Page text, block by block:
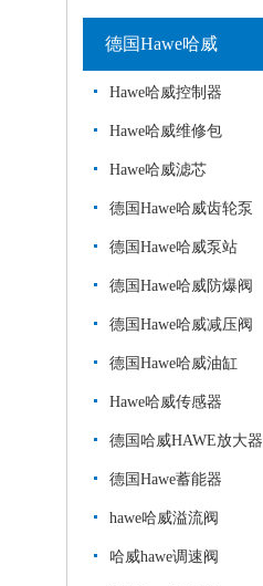
德国Hawe哈威
Hawe哈威控制器
Hawe哈威维修包
Hawe哈威滤芯
德国Hawe哈威齿轮泵
德国Hawe哈威泵站
德国Hawe哈威防爆阀
德国Hawe哈威减压阀
德国Hawe哈威油缸
Hawe哈威传感器
德国哈威HAWE放大器
德国Hawe蓄能器
hawe哈威溢流阀
哈威hawe调速阀